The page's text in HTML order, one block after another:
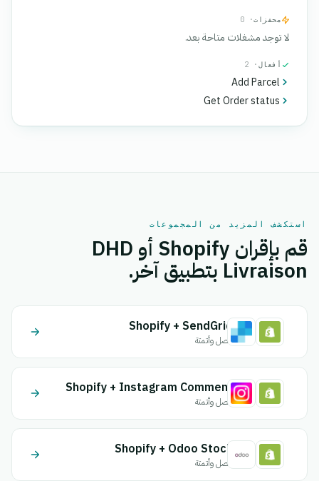
محفزات· 0
لا توجد مشغلات متاحة بعد.
أفعال · 2
Add Parcel
Get Order status
استكشف المزيد من المجموعات
قم بإقران Shopify أو DHD
Livraison بتطبيق آخر.
Shopify + SendGrid
اتصل وأتمتة
Shopify + Instagram Comment
اتصل وأتمتة
Shopify + Odoo Stock
اتصل وأتمتة